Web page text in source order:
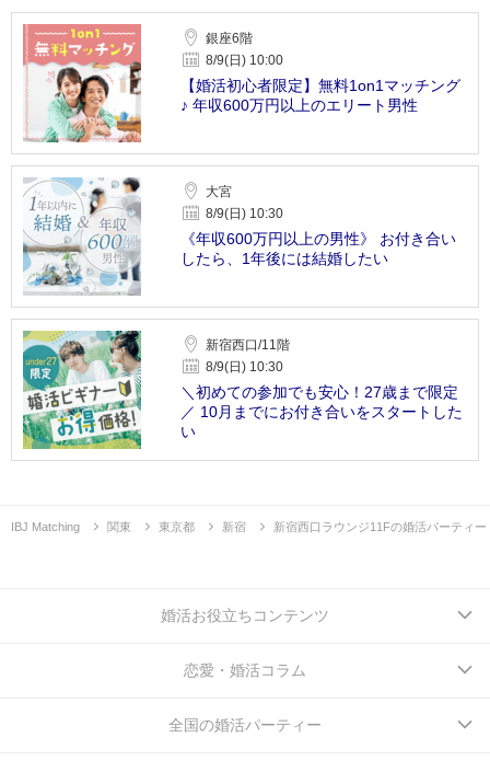
銀座6階
8/9(日) 10:00
【婚活初心者限定】無料1on1マッチング
♪ 年収600万円以上のエリート男性
大宮
8/9(日) 10:30
《年収600万円以上の男性》 お付き合い
したら、1年後には結婚したい
新宿西口/11階
8/9(日) 10:30
＼初めての参加でも安心！27歳まで限定
／ 10月までにお付き合いをスタートした
い
IBJ Matching 関東 東京都 新宿 新宿西口ラウンジ11Fの婚活パーティー
婚活お役立ちコンテンツ
恋愛・婚活コラム
全国の婚活パーティー